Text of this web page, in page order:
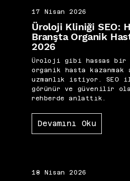
17 Nisan 2026
Üroloji Kliniği SEO:
Branşta Organik
2026
Üroloji gibi hassas bir
organik hasta
uzmanlık istiyor. SEO
görünür ve güvenilir
rehberde anlattık.
Devamını Oku
18 Nisan 2026